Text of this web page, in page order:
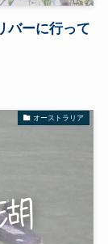
バーに行って
オーストラリア